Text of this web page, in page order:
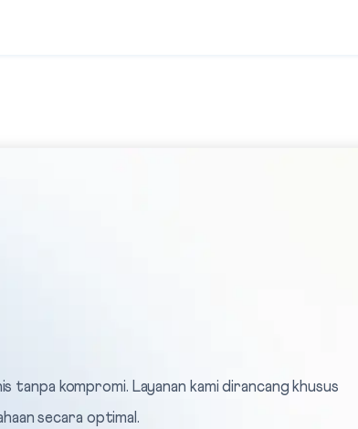
kompromi. Layanan kami dirancang khusus
secara optimal.